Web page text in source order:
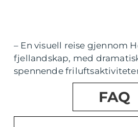
– En visuell reise gjennom
fjellandskap, med
spennende
FAQ